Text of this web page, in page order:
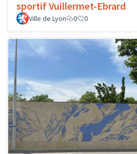
sportif Vuillermet-Ebrard
Ville de Lyon 0 0